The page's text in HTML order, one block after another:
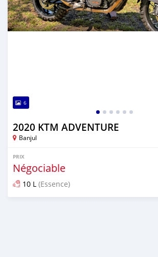
6
2020 KTM ADVENTURE
Banjul
PRIX
Négociable
10 L (Essence)